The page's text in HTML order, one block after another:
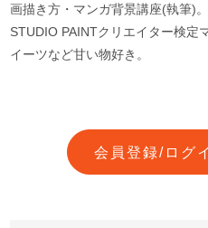
画描き方・マンガ背景講座(執筆)
STUDIO PAINTクリエイター検定
イーツなど甘い物好き。
会員登録/ログ